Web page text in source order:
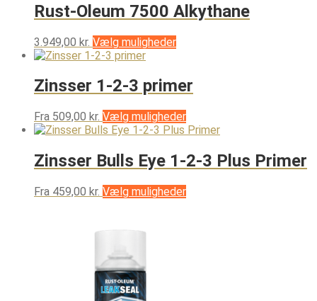
Rust-Oleum 7500 Alkythane
3.949,00 kr. Vælg mulighederDette
flere
varianter.
Mulighederne
kan
vælges
varesiden
Zinsser 1-2-3 primer
Fra 509,00 kr. Vælg mulighederDette
vare
flere
varianter.
Mulighederne
kan
Zinsser Bulls Eye 1-2-3 Plus Primer
Fra 459,00 kr. Vælg mulighederDette